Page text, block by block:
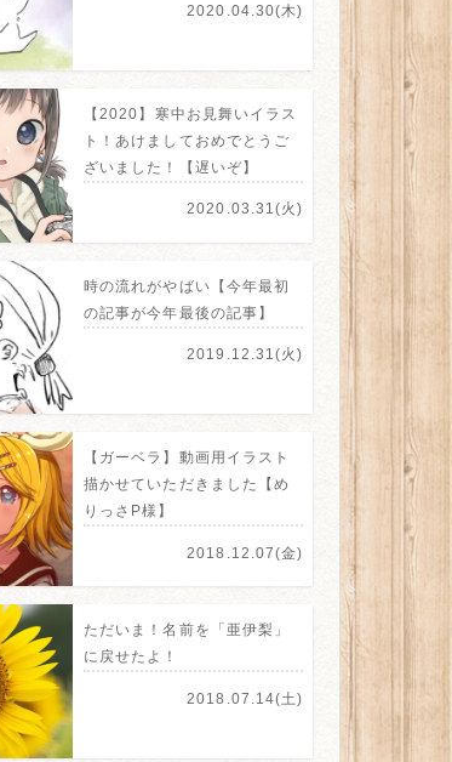
2020.04.30(木)
【2020】寒中お見舞いイラス
ト！あけましておめでとうご
ざいました！【遅いぞ】
2020.03.31(火)
時の流れがやばい【今年最初
の記事が今年最後の記事】
2019.12.31(火)
【ガーベラ】動画用イラスト
描かせていただきました【め
りっさP様】
2018.12.07(金)
ただいま！名前を「亜伊梨」
に戻せたよ！
2018.07.14(土)